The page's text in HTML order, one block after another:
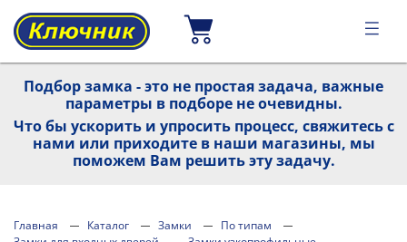
Подбор замка - это не простая задача, важные
параметры в подборе не очевидны.
Что бы ускорить и упросить процесс, свяжитесь с
нами или приходите в наши магазины, мы
поможем Вам решить эту задачу.
Главная Каталог Замки
По типам